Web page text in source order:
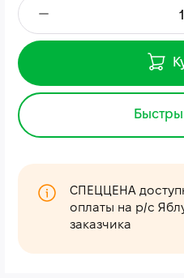
СПЕЦЦЕНА
оплаты на р/с
заказчика